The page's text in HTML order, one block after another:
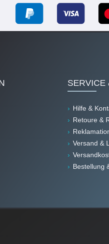
SERVICE
Hilfe &
Retoure &
Versand &
Bestellung